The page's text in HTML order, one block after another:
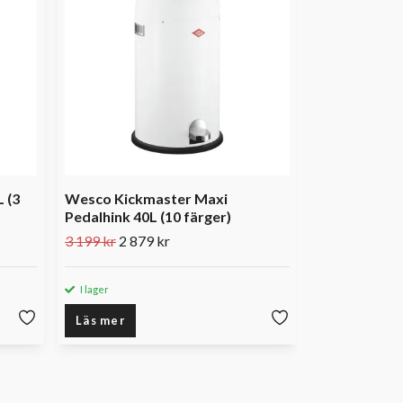
(3
Wesco Kickmaster Maxi
Pedalhink 40L (10 färger)
3 199 kr 2 879 kr
I lager
Läs mer